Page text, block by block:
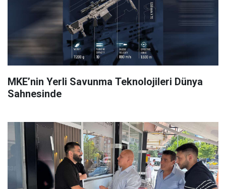
MKE’nin Yerli Savunma Teknolojileri Dünya
Sahnesinde